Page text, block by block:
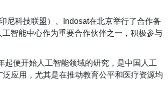
印尼科技联盟）、 Indosat在北京举行了合作备
工智能中心作为重要合作伙伴之一，积极参与
起便开始人工智能领域的研究，是中国人工
应用，尤其是在推动教育公平和医疗资源均